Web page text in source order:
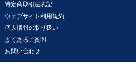
特定商取引法表記
ウェブサイト利用規約
個人情報の取り扱い
よくあるご質問
お問い合わせ